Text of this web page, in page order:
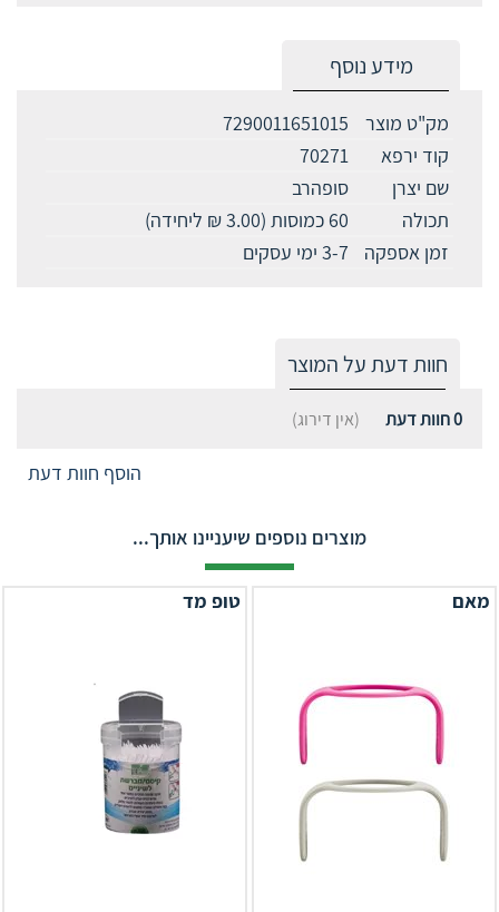
מידע נוסף
מק"ט מוצר
7290011651015
קוד ירפא
70271
שם יצרן
סופהרב
תכולה
60 כמוסות (3.00 ₪ ליחידה)
זמן אספקה
3-7 ימי עסקים
חוות דעת על המוצר
0חוות דעת (אין דירוג)
הוסף חוות דעת
מוצרים נוספים שיעניינו אותך...
מאם טופ מד